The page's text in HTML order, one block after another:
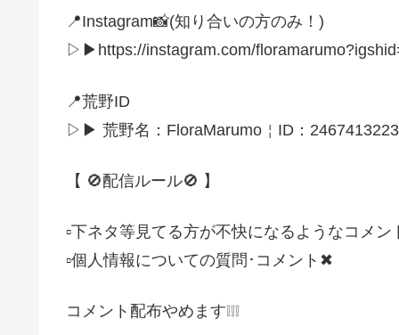
📍Instagram📸(知り合いの方のみ！)
▷▶︎https://instagram.com/
📍荒野ID
▷▶︎ 荒野名：FloraMarumo￤ID：2467413223
【 🚫配信ルール🚫 】
▫️下ネタ等見てる方が不快になるようなコメ
▫️個人情報についての質問･コメント✖
コメント配布やめます❕❕❕